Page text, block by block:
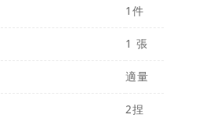
1件
1 張
適量
2捏